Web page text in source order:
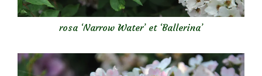
rosa ‘Narrow Water’ et ‘Ballerina’